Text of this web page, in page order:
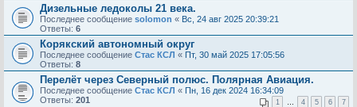
Дизельные ледоколы 21 века.
Последнее сообщение solomon « Вс, 24 авг 2025 20:39:21
Ответы: 6
Корякский автономный округ
Последнее сообщение Стас КСЛ « Пт, 30 май 2025 17:05:56
Ответы: 8
Перелёт через Северный полюс. Полярная Авиация.
Последнее сообщение Стас КСЛ « Пн, 16 дек 2024 16:34:09
Ответы: 201 1 4 5 6 7